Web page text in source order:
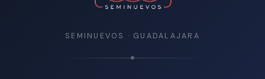
SEMINUEVOS · GUADALAJARA